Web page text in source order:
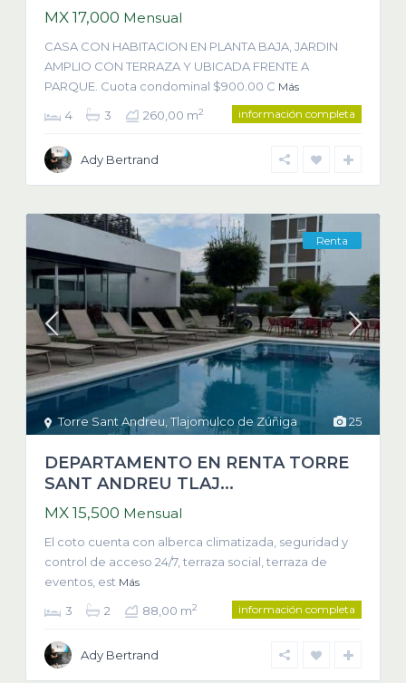
MX 17,000 Mensual
CASA CON HABITACION EN PLANTA BAJA, JARDIN
AMPLIO CON TERRAZA Y UBICADA FRENTE A
PARQUE. Cuota condominal $900.00 C Más
4 3 260,00 m2 información completa
Ady Bertrand
25
Torre Sant Andreu ,Tlajomulco de Zúñiga
Renta
DEPARTAMENTO EN RENTA TORRE
SANT ANDREU TLAJ...
MX 15,500 Mensual
El coto cuenta con alberca climatizada, seguridad y
control de acceso 24/7, terraza social, terraza de
eventos, est Más
3 2 88,00 m2 información completa
Ady Bertrand